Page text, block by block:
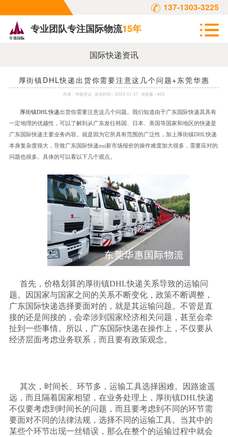
137-1303-3225
专业团队专注国际物流15年
国际快递资讯
厚街镇DHL快递出货你需要注意这几个问题+东莞华惠
作者： 华惠货运 发表时间： 2023-01-27 浏览量：602
厚街镇DHL快递出货你需要注意这几个问题。我们知道由于广东国际快递其具有
一定地理的优越性，可以了解到从广东发往韩国、日本、美国等国家和地区的快递是
广东国际快递主要业务内容。就是因为它所具有范围的广泛性，加上厚街镇DHL快递
本身复杂度很大，导致广东国际快递zui新市场报价的操作难度加大很多，需要应对的
问题也很多。具体的可以看以下几个观点。
首先，价格划算的厚街镇DHL快递关系导致的运输问
题。因国家与国家之间的关系不断变化，政策不断调整，
广东国际快递选择要面对的，就是其运输问题。不管是直
接的还是间接的，会牵涉到国家经济相关问题，甚至会牵
扯到一些事情。所以，广东国际快递在操作上，不仅要从
经济层面考虑业务联系，而且要有政策观念。
其次，时间长、环节多，运输工具选择困难。因路途遥
远，而且隔着国家相望，在业务处理上，厚街镇DHL快递
不仅要考虑到时间长的问题，而且要考虑到不同的环节需
要面对不同的法律法规，选择不同的运输工具。当其中的
某些个环节出现一丝错误，那么在整个的运输过程中就会